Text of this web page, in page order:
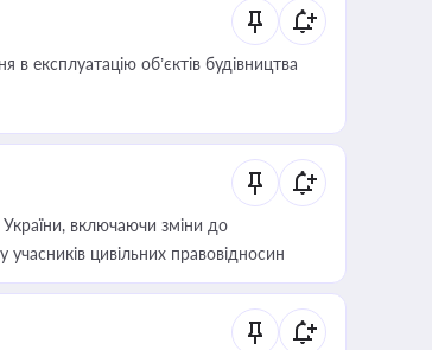
експлуатацію об’єктів будівництва
включаючи зміни до
цивільних правовідносин